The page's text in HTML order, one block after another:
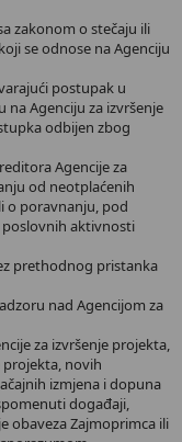
zakonom o stečaju ili
se odnose na Agenciju
postupak u
na Agenciju za izvršenje
odbijen zbog
Agencije za
od neotplaćenih
o poravnanju, pod
aktivnosti
prethodnog pristanka
nad Agencijom za
za izvršenje projekta,
projekta, novih
izmjena i dopuna
događaji,
obaveza Zajmoprimca ili